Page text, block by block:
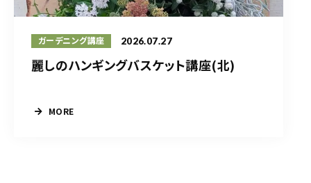
ガーデニング講座 2026.07.27
麗しのハンギングバスケット講座(北)
MORE